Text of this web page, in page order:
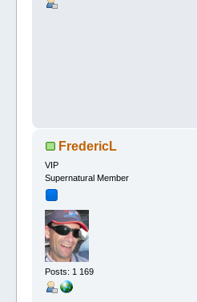
FredericL
VIP
Supernatural Member
Posts: 1 169